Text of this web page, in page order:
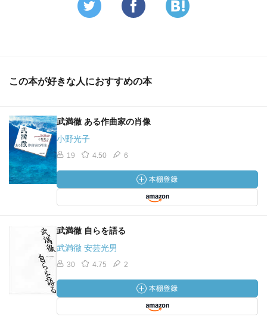
この本が好きな人におすすめの本
武満徹 ある作曲家の肖像
小野光子
19 4.50 6
武満徹 自らを語る
武満徹 安芸光男
30 4.75 2